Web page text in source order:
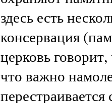
здесь есть
консервация
церковь
что важно